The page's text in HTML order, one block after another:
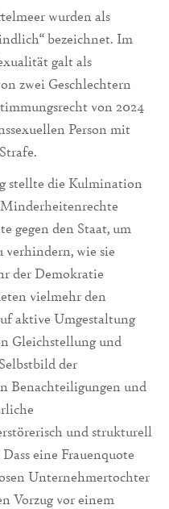
wurden als
bezeichnet. Im
galt als
zwei Geschlechtern
von 2024
Person mit
stellte die Kulmination
Minderheitenrechte
gegen den Staat, um
wie sie
der Demokratie
vielmehr den
aktive Umgestaltung
Gleichstellung und
der
Benachteiligungen und
und strukturell
eine Frauenquote
Unternehmertochter
Vorzug vor einem